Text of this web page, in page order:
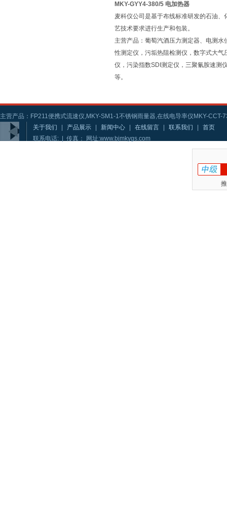
MKY-GYY4-380/5 电加热器
麦科仪公司是基于布线标准研发的石油
艺技术要求进行生产和包装。
主营产品：葡萄汽酒压力测定器、电测
性测定仪，污垢热阻检测仪，数字式大
仪，污染指数SDI测定仪，三聚氰胺速测
等。
主营产品：FP211便携式流速仪,MKY-SM1-1不锈钢雨量器,在线电导率仪MKY-CCT-
关于我们
产品展示 新闻中心 在线留言 联系我们
首页
联系电话: | 传真： 网址:www.bjmkygs.com